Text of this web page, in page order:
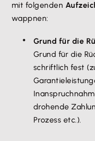
mit folgenden
wappnen:
Grund für die
Grund für die
schriftlich fest
drohende
Prozess etc.).